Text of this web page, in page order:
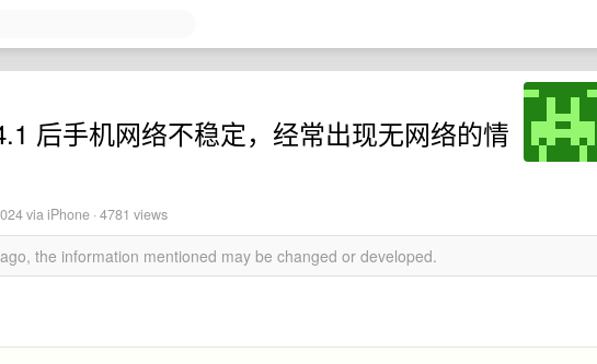
后手机网络不稳定，经常出现无网络的情
via iPhone · 4781 views
the information mentioned may be changed or developed.